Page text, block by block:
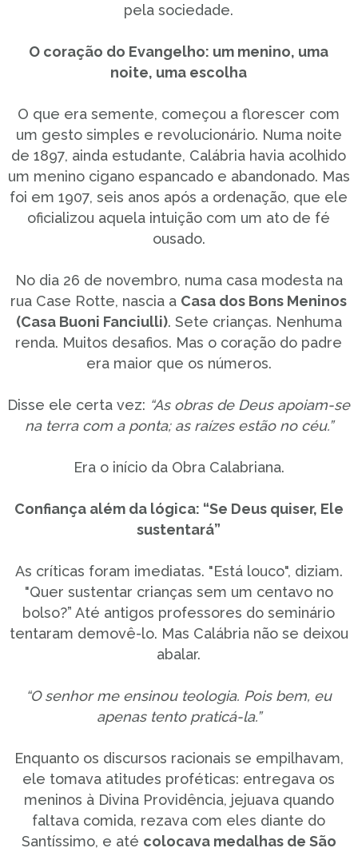
pela sociedade.
O coração do Evangelho: um menino, uma
noite, uma escolha
O que era semente, começou a florescer com
um gesto simples e revolucionário. Numa noite
de 1897, ainda estudante, Calábria havia acolhido
um menino cigano espancado e abandonado. Mas
foi em 1907, seis anos após a ordenação, que ele
oficializou aquela intuição com um ato de fé
ousado.
No dia 26 de novembro, numa casa modesta na
rua Case Rotte, nascia a Casa dos Bons Meninos
(Casa Buoni Fanciulli). Sete crianças. Nenhuma
renda. Muitos desafios. Mas o coração do padre
era maior que os números.
Disse ele certa vez: “As obras de Deus apoiam-se
na terra com a ponta; as raízes estão no céu.”
Era o início da Obra Calabriana.
Confiança além da lógica: “Se Deus quiser, Ele
sustentará”
As críticas foram imediatas. "Está louco", diziam.
"Quer sustentar crianças sem um centavo no
bolso?” Até antigos professores do seminário
tentaram demovê-lo. Mas Calábria não se deixou
abalar.
“O senhor me ensinou teologia. Pois bem, eu
apenas tento praticá-la.”
Enquanto os discursos racionais se empilhavam,
ele tomava atitudes proféticas: entregava os
meninos à Divina Providência, jejuava quando
faltava comida, rezava com eles diante do
Santíssimo, e até colocava medalhas de São